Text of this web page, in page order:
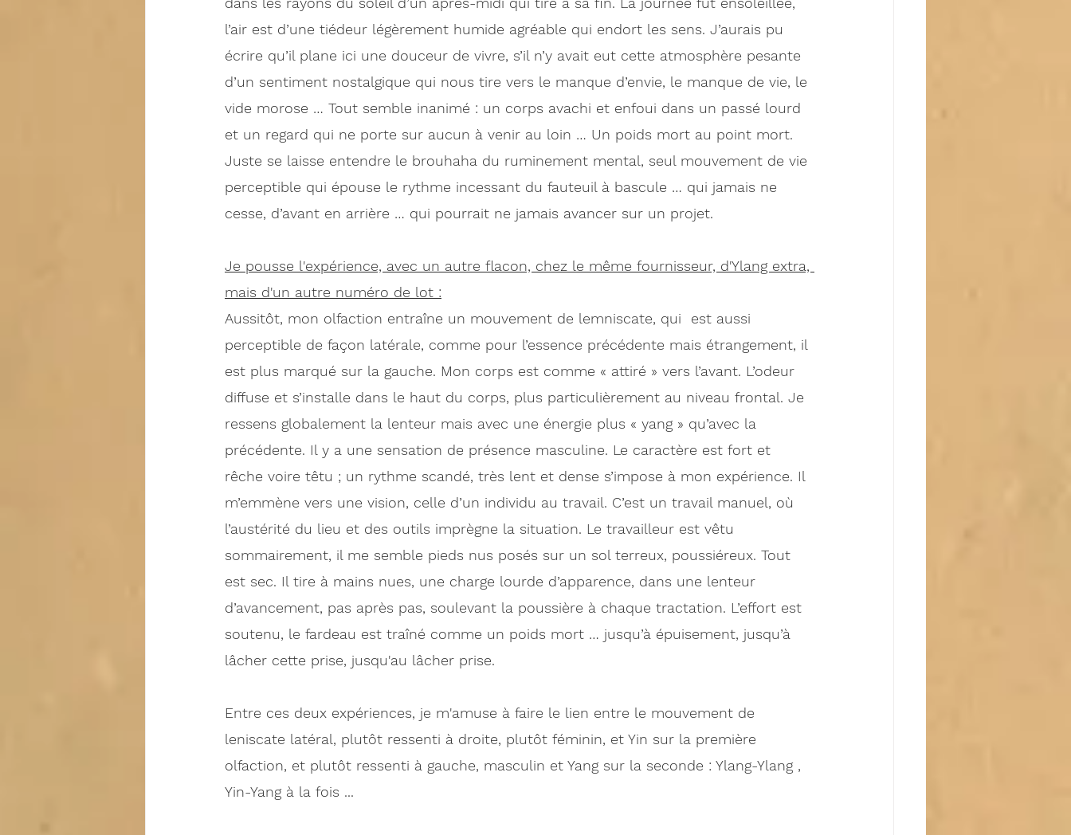
l’air est d’une tiédeur légèrement humide agréable qui endort les sens. J’aurais pu
écrire qu’il plane ici une douceur de vivre, s’il n’y avait eut cette atmosphère pesante
d’un sentiment nostalgique qui nous tire vers le manque d’envie, le manque de vie, le
vide morose … Tout semble inanimé : un corps avachi et enfoui dans un passé lourd
et un regard qui ne porte sur aucun à venir au loin … Un poids mort au point mort.
Juste se laisse entendre le brouhaha du ruminement mental, seul mouvement de vie
perceptible qui épouse le rythme incessant du fauteuil à bascule … qui jamais ne
cesse, d’avant en arrière … qui pourrait ne jamais avancer sur un projet.
Je pousse l'expérience, avec un autre flacon, chez le même fournisseur, d'Ylang extra,
mais d'un autre numéro de lot :
Aussitôt, mon olfaction entraîne un mouvement de lemniscate, qui  est aussi
perceptible de façon latérale, comme pour l’essence précédente mais étrangement, il
est plus marqué sur la gauche. Mon corps est comme « attiré » vers l’avant. L’odeur
diffuse et s’installe dans le haut du corps, plus particulièrement au niveau frontal. Je
ressens globalement la lenteur mais avec une énergie plus « yang » qu’avec la
précédente. Il y a une sensation de présence masculine. Le caractère est fort et
rêche voire têtu ; un rythme scandé, très lent et dense s’impose à mon expérience. Il
m’emmène vers une vision, celle d’un individu au travail. C’est un travail manuel, où
l’austérité du lieu et des outils imprègne la situation. Le travailleur est vêtu
sommairement, il me semble pieds nus posés sur un sol terreux, poussiéreux. Tout
est sec. Il tire à mains nues, une charge lourde d’apparence, dans une lenteur
d’avancement, pas après pas, soulevant la poussière à chaque tractation. L’effort est
soutenu, le fardeau est traîné comme un poids mort … jusqu’à épuisement, jusqu’à
lâcher cette prise, jusqu'au lâcher prise.
Entre ces deux expériences, je m'amuse à faire le lien entre le mouvement de
leniscate latéral, plutôt ressenti à droite, plutôt féminin, et Yin sur la première
olfaction, et plutôt ressenti à gauche, masculin et Yang sur la seconde : Ylang-Ylang ,
Yin-Yang à la fois ...